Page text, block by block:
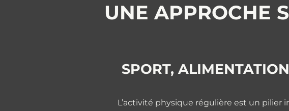
UNE APPROCHE
SPORT,
L’activité physique régulière est un pilier